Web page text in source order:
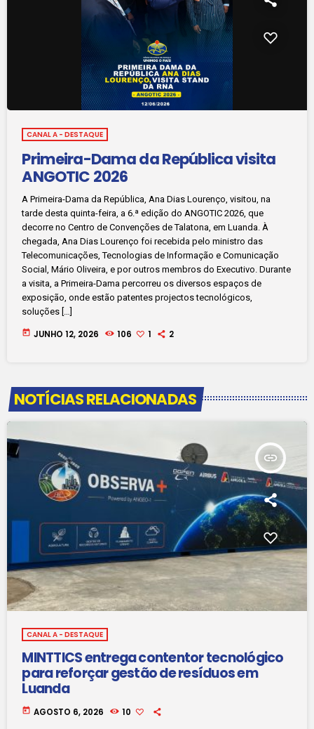
CANAL A - DESTAQUE
Primeira-Dama da República visita
ANGOTIC 2026
A Primeira-Dama da República, Ana Dias Lourenço, visitou, na
tarde desta quinta-feira, a 6.ª edição do ANGOTIC 2026, que
decorre no Centro de Convenções de Talatona, em Luanda. À
chegada, Ana Dias Lourenço foi recebida pelo ministro das
Telecomunicações, Tecnologias de Informação e Comunicação
Social, Mário Oliveira, e por outros membros do Executivo. Durante
a visita, a Primeira-Dama percorreu os diversos espaços de
exposição, onde estão patentes projectos tecnológicos,
soluções […]
today JUNHO 12, 2026 106 1 2
NOTÍCIAS RELACIONADAS
insert_link
CANAL A - DESTAQUE
MINTTICS entrega contentor tecnológico
para reforçar gestão de resíduos em
Luanda
today AGOSTO 6, 2026 10